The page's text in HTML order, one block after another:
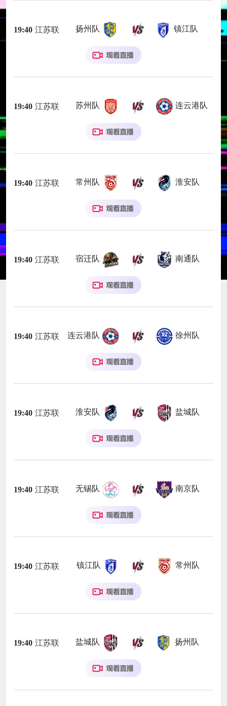
19:40 江苏联 扬州队 镇江队
19:40 江苏联 苏州队 连云港队
19:40 江苏联 常州队 淮安队
19:40 江苏联 宿迁队 南通队
19:40 江苏联 连云港队 徐州队
19:40 江苏联 淮安队 盐城队
19:40 江苏联 无锡队 南京队
19:40 江苏联 镇江队 常州队
19:40 江苏联 盐城队 扬州队